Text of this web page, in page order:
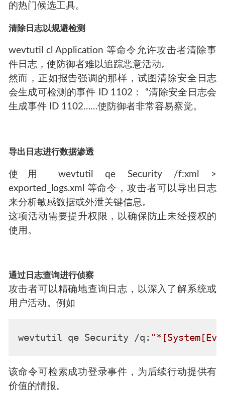
的热门候选工具。
清除日志以规避检测
wevtutil cl Application 等命令允许攻击者清除事
件日志，使防御者难以追踪恶意活动。
然而，正如报告强调的那样，试图清除安全日志
会生成可检测的事件 ID 1102： “清除安全日志会
生成事件 ID 1102……使防御者非常容易察觉。
导出日志进行数据渗透
使用 wevtutil qe Security /f:xml >
exported_logs.xml 等命令，攻击者可以导出日志
来分析敏感数据或外泄关键信息。
这项活动需要提升权限，以确保防止未经授权的
使用。
通过日志查询进行侦察
攻击者可以精确地查询日志，以深入了解系统或
用户活动。例如
wevtutil qe Security /q:
该命令可检索成功登录事件，为后续行动提供有
价值的情报。